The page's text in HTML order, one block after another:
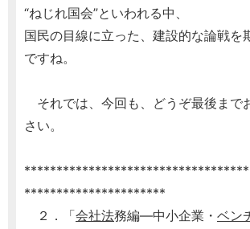
“ねじれ国会”といわれる中、
国民の目線に立った、建設的な論戦を
ですね。
それでは、今回も、どうぞ最後まで
さい。
**********************
２．「会社法務編―中小企業・ ベン